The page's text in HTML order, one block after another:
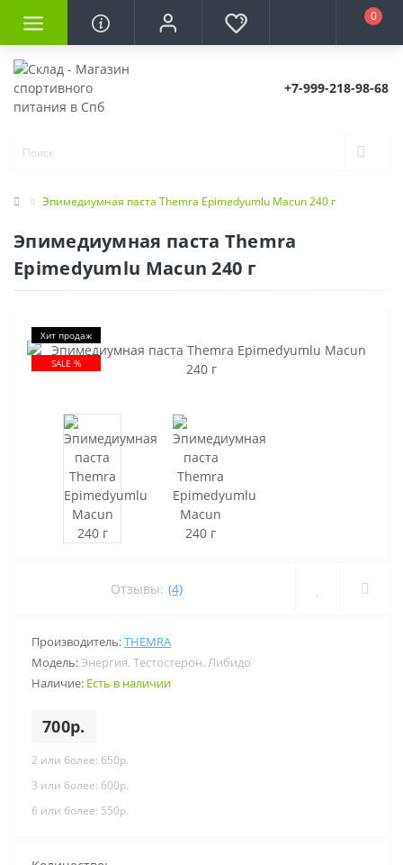
0
+7-999-218-98-68
Эпимедиумная паста Themra Epimedyumlu Macun 240 г
Эпимедиумная паста Themra
Epimedyumlu Macun 240 г
Хит продаж
SALE %
Отзывы: (4)
Производитель:THEMRA
Модель:Энергия. Тестостерон. Либидо
Наличие: Есть в наличии
700р.
2 или более: 650р.
3 или более: 600р.
6 или более: 550р.